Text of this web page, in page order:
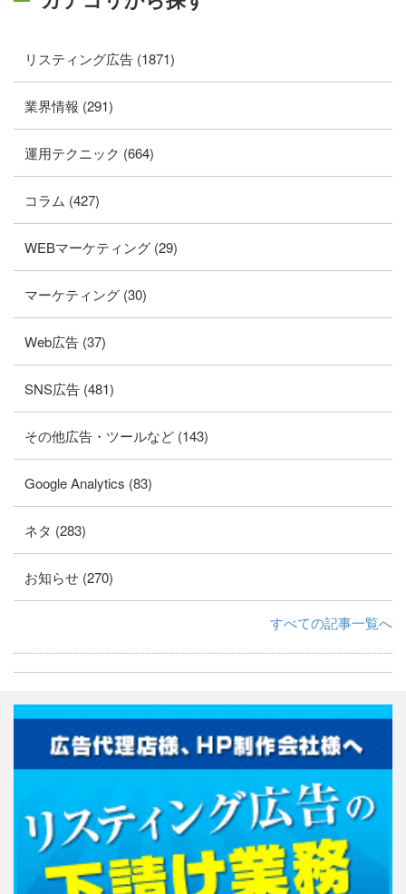
リスティング広告 (1871)
業界情報 (291)
運用テクニック (664)
コラム (427)
WEBマーケティング (29)
マーケティング (30)
Web広告 (37)
SNS広告 (481)
その他広告・ツールなど (143)
Google Analytics (83)
ネタ (283)
お知らせ (270)
すべての記事一覧へ